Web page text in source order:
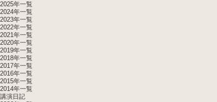
2025年一覧
2024年一覧
2023年一覧
2022年一覧
2021年一覧
2020年一覧
2019年一覧
2018年一覧
2017年一覧
2016年一覧
2015年一覧
2014年一覧
講演日記